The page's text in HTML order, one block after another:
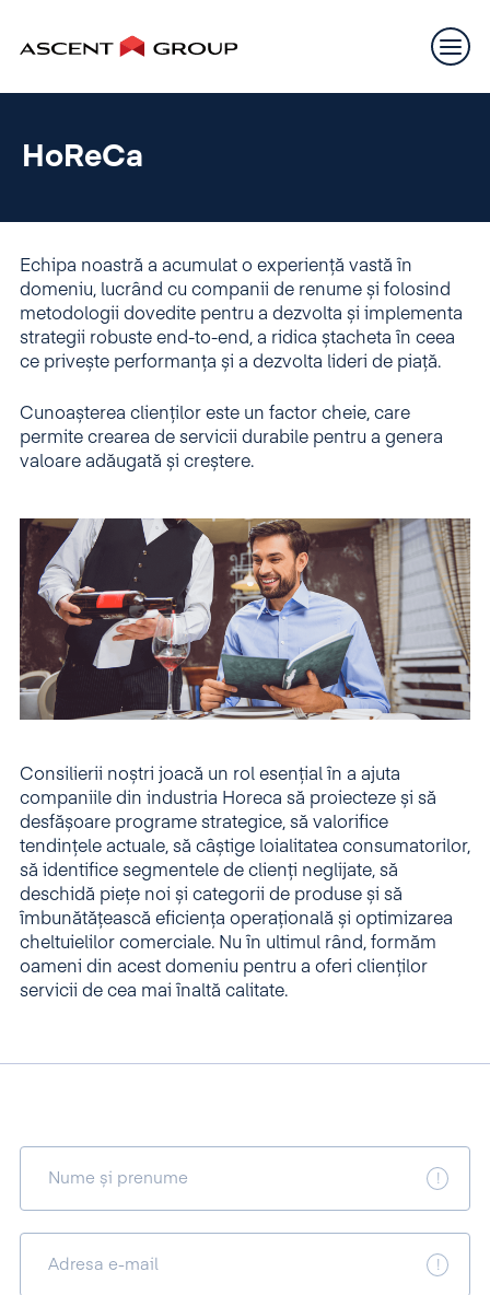
HoReCa
Echipa noastră a acumulat o experiență vastă în
domeniu, lucrând cu companii de renume și folosind
metodologii dovedite pentru a dezvolta și implementa
strategii robuste end-to-end, a ridica ștacheta în ceea
ce privește performanța și a dezvolta lideri de piață.
Cunoașterea clienților este un factor cheie, care
permite crearea de servicii durabile pentru a genera
valoare adăugată și creștere.
Consilierii noștri joacă un rol esențial în a ajuta
companiile din industria Horeca să proiecteze și să
desfășoare programe strategice, să valorifice
tendințele actuale, să câștige loialitatea consumatorilor,
să identifice segmentele de clienți neglijate, să
deschidă piețe noi și categorii de produse și să
îmbunătățească eficiența operațională și optimizarea
cheltuielilor comerciale. Nu în ultimul rând, formăm
oameni din acest domeniu pentru a oferi clienților
servicii de cea mai înaltă calitate.
Nume și prenume
Adresa e-mail